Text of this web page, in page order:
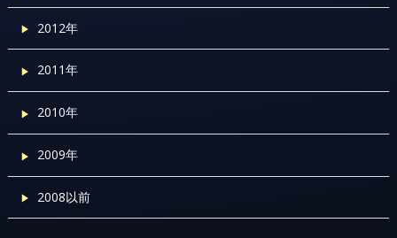
2012年
2011年
2010年
2009年
2008以前